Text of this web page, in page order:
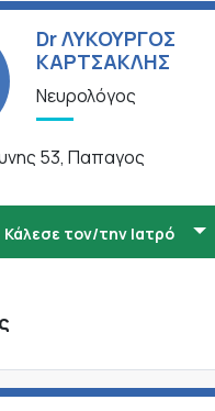
Dr ΛΥΚΟΥΡΓΟΣ
ΚΑΡΤΣΑΚΛΗΣ
Νευρολόγος
53, Παπαγος
Κάλεσε τον/την Ιατρό